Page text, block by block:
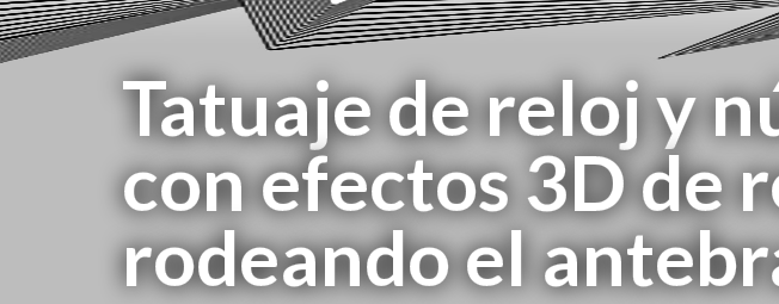
Tatuaje de reloj y
con efectos 3D de
rodeando el